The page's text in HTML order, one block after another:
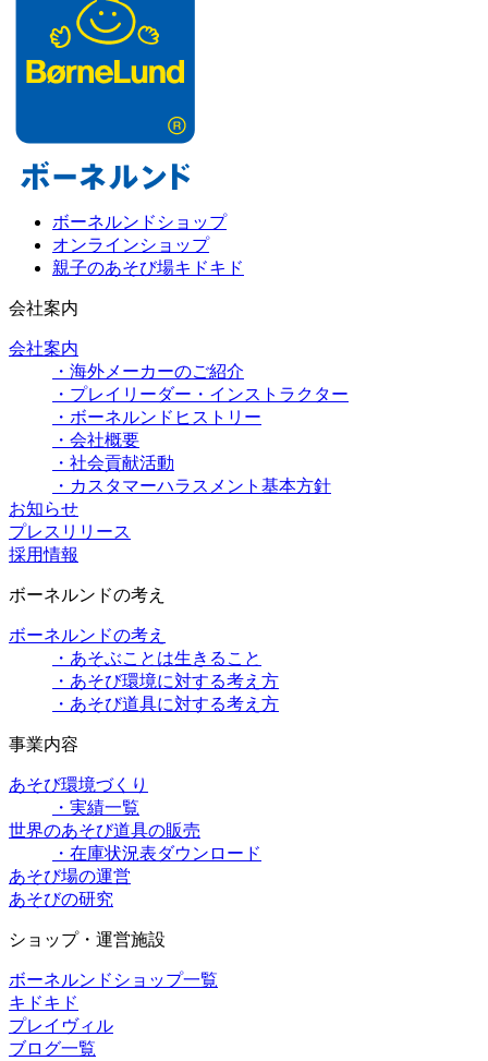
ボーネルンドショップ
オンラインショップ
親子のあそび場キドキド
会社案内
会社案内
・海外メーカーのご紹介
・プレイリーダー・インストラクター
・ボーネルンドヒストリー
・会社概要
・社会貢献活動
・カスタマーハラスメント基本方針
お知らせ
プレスリリース
採用情報
ボーネルンドの考え
ボーネルンドの考え
・あそぶことは生きること
・あそび環境に対する考え方
・あそび道具に対する考え方
事業内容
あそび環境づくり
・実績一覧
世界のあそび道具の販売
・在庫状況表ダウンロード
あそび場の運営
あそびの研究
ショップ・運営施設
ボーネルンドショップ一覧
キドキド
プレイヴィル
ブログ一覧